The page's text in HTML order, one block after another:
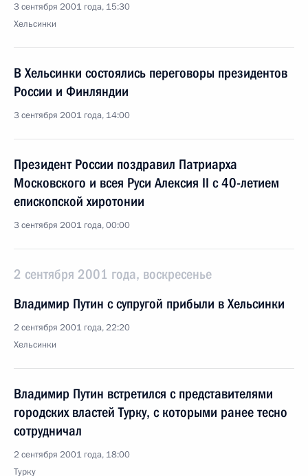
3 сентября 2001 года, 15:30
Хельсинки
В Хельсинки состоялись переговоры президентов
России и Финляндии
3 сентября 2001 года, 14:00
Президент России поздравил Патриарха
Московского и всея Руси Алексия II с 40-летием
епископской хиротонии
3 сентября 2001 года, 00:00
2 сентября 2001 года, воскресенье
Владимир Путин с супругой прибыли в Хельсинки
2 сентября 2001 года, 22:20
Хельсинки
Владимир Путин встретился с представителями
городских властей Турку, с которыми ранее тесно
сотрудничал
2 сентября 2001 года, 18:00
Турку